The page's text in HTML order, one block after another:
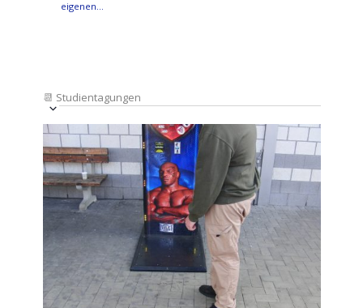
eigenen…
📆 Studientagungen
Ansichten-
Navigation
Veranstaltung
Ansichten-
Navigation
Datum
auswählen.
List
of
Veranstaltungen
in
Photo
View